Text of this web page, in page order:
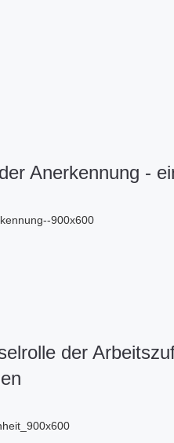
Anerkennung -
der